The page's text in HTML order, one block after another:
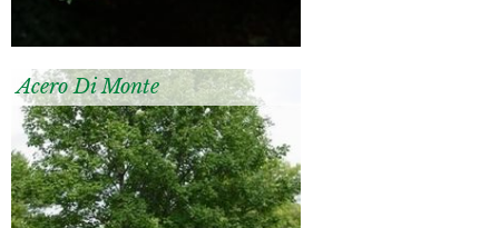
Acero Di Monte